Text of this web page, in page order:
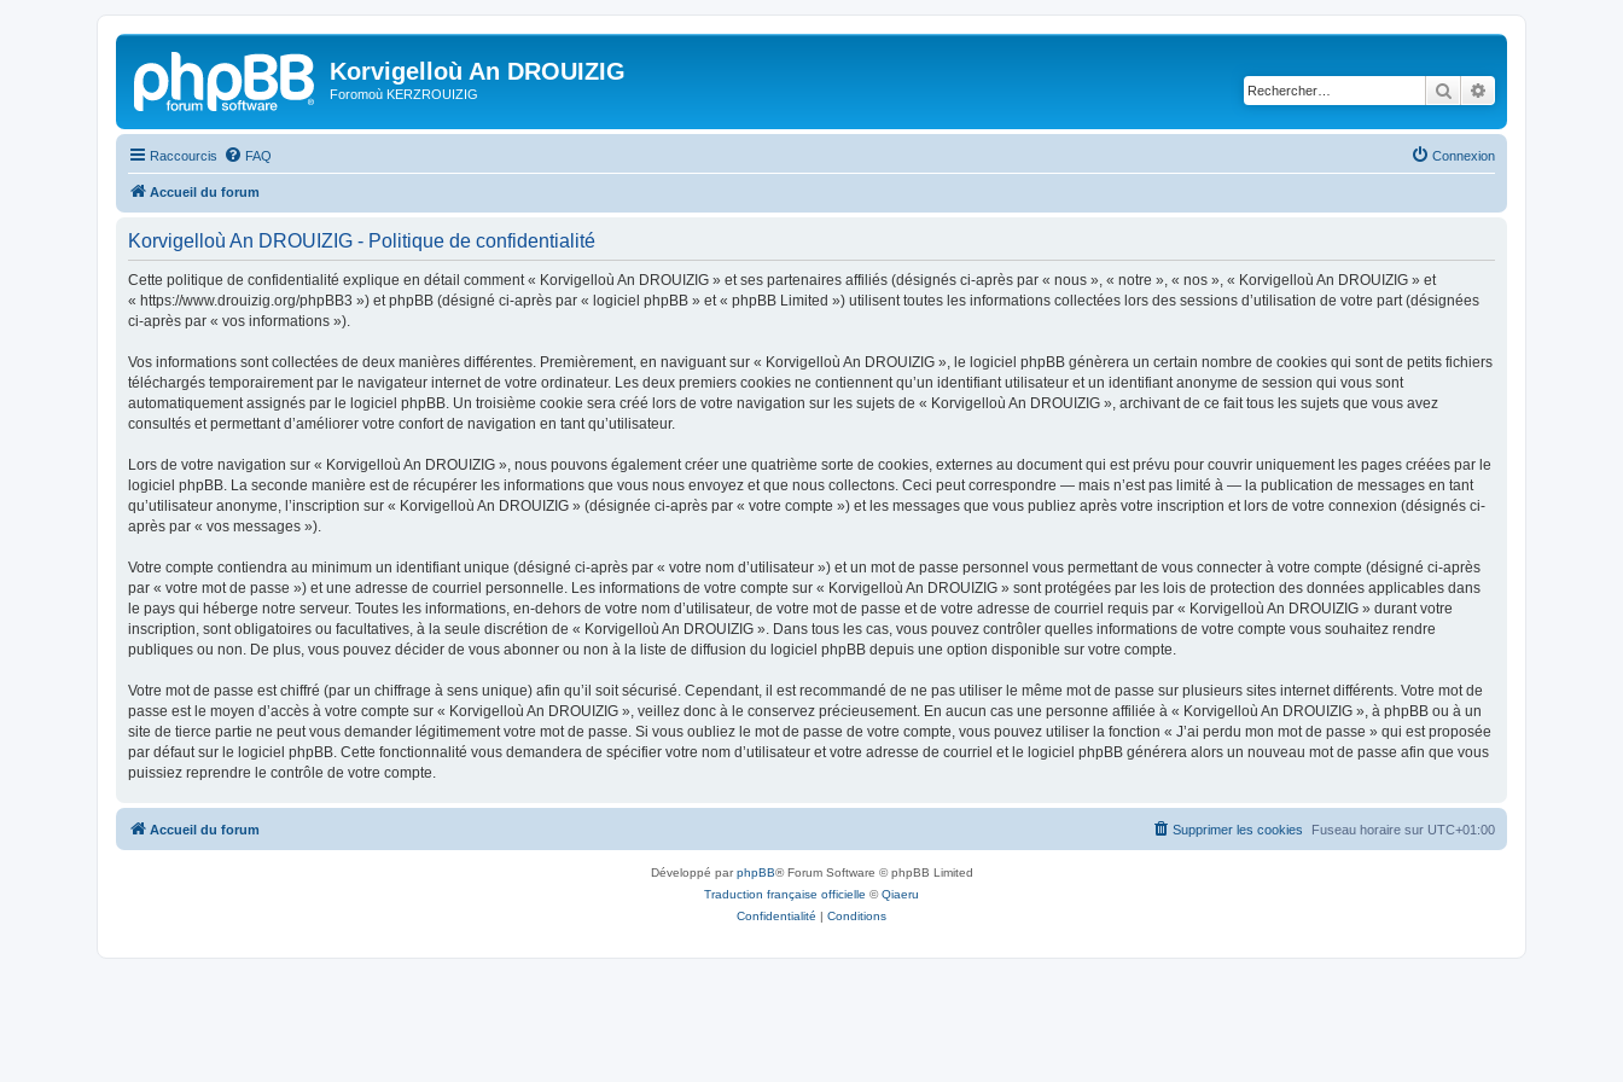
Korvigelloù An DROUIZIG
Foromoù KERZROUIZIG Rechercher
Raccourcis FAQ Connexion
Accueil du forum
Korvigelloù An DROUIZIG - Politique de confidentialité
Cette politique de confidentialité explique en détail comment « Korvigelloù An DROUIZIG » et ses partenaires affiliés (désignés ci-après par « nous », « notre », « nos », « Korvigelloù An DROUIZIG » et
« https://www.drouizig.org/phpBB3 ») et phpBB (désigné ci-après par « logiciel phpBB » et « phpBB Limited ») utilisent toutes les informations collectées lors des sessions d’utilisation de votre part (désignées
ci-après par « vos informations »).
Vos informations sont collectées de deux manières différentes. Premièrement, en naviguant sur « Korvigelloù An DROUIZIG », le logiciel phpBB génèrera un certain nombre de cookies qui sont de petits fichiers
téléchargés temporairement par le navigateur internet de votre ordinateur. Les deux premiers cookies ne contiennent qu’un identifiant utilisateur et un identifiant anonyme de session qui vous sont
automatiquement assignés par le logiciel phpBB. Un troisième cookie sera créé lors de votre navigation sur les sujets de « Korvigelloù An DROUIZIG », archivant de ce fait tous les sujets que vous avez
consultés et permettant d’améliorer votre confort de navigation en tant qu’utilisateur.
Lors de votre navigation sur « Korvigelloù An DROUIZIG », nous pouvons également créer une quatrième sorte de cookies, externes au document qui est prévu pour couvrir uniquement les pages créées par le
logiciel phpBB. La seconde manière est de récupérer les informations que vous nous envoyez et que nous collectons. Ceci peut correspondre — mais n’est pas limité à — la publication de messages en tant
qu’utilisateur anonyme, l’inscription sur « Korvigelloù An DROUIZIG » (désignée ci-après par « votre compte ») et les messages que vous publiez après votre inscription et lors de votre connexion (désignés ci-
après par « vos messages »).
Votre compte contiendra au minimum un identifiant unique (désigné ci-après par « votre nom d’utilisateur ») et un mot de passe personnel vous permettant de vous connecter à votre compte (désigné ci-après
par « votre mot de passe ») et une adresse de courriel personnelle. Les informations de votre compte sur « Korvigelloù An DROUIZIG » sont protégées par les lois de protection des données applicables dans
le pays qui héberge notre serveur. Toutes les informations, en-dehors de votre nom d’utilisateur, de votre mot de passe et de votre adresse de courriel requis par « Korvigelloù An DROUIZIG » durant votre
inscription, sont obligatoires ou facultatives, à la seule discrétion de « Korvigelloù An DROUIZIG ». Dans tous les cas, vous pouvez contrôler quelles informations de votre compte vous souhaitez rendre
publiques ou non. De plus, vous pouvez décider de vous abonner ou non à la liste de diffusion du logiciel phpBB depuis une option disponible sur votre compte.
Votre mot de passe est chiffré (par un chiffrage à sens unique) afin qu’il soit sécurisé. Cependant, il est recommandé de ne pas utiliser le même mot de passe sur plusieurs sites internet différents. Votre mot de
passe est le moyen d’accès à votre compte sur « Korvigelloù An DROUIZIG », veillez donc à le conservez précieusement. En aucun cas une personne affiliée à « Korvigelloù An DROUIZIG », à phpBB ou à un
site de tierce partie ne peut vous demander légitimement votre mot de passe. Si vous oubliez le mot de passe de votre compte, vous pouvez utiliser la fonction « J’ai perdu mon mot de passe » qui est proposée
par défaut sur le logiciel phpBB. Cette fonctionnalité vous demandera de spécifier votre nom d’utilisateur et votre adresse de courriel et le logiciel phpBB générera alors un nouveau mot de passe afin que vous
puissiez reprendre le contrôle de votre compte.
Accueil du forum Fuseau horaire sur UTC+01:00
Supprimer les cookies
Développé parphpBB® Forum Software © phpBB Limited
Traduction française officielle ©Qiaeru
Confidentialité | Conditions